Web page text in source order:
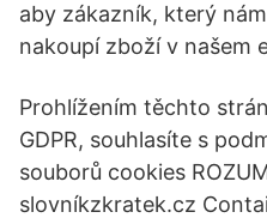
aby zákazník, který
nakoupí zboží v našem
Prohlížením těchto
GDPR, souhlasíte s
souborů cookies
slovníkzkratek.cz